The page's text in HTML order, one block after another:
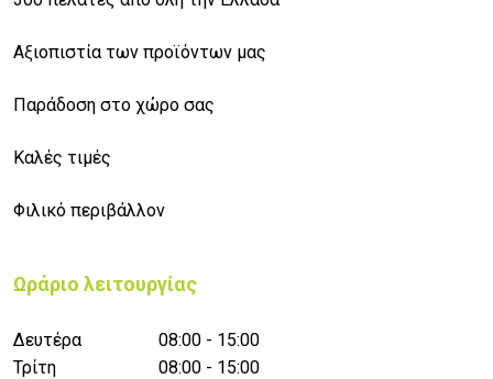
Αξιοπιστία των προϊόντων μας
Παράδοση στο χώρο σας
Καλές τιμές
Φιλικό περιβάλλον
Ωράριο λειτουργίας
Δευτέρα
08:00 - 15:00
Τρίτη
08:00 - 15:00